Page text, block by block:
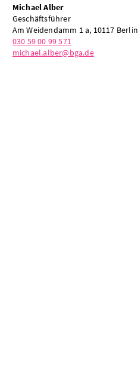
Michael Alber
Geschäftsführer
Am Weidendamm 1 a, 10117 Berlin
030 59 00 99 571
michael.alber@bga.de